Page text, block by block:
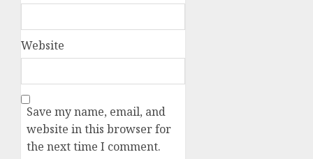
Website
Save my name, email, and
website in this browser for
the next time I comment.